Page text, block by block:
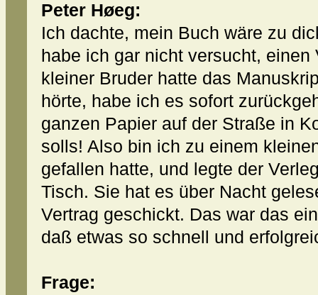
Peter Høeg:
Ich dachte, mein Buch wäre zu
habe ich gar nicht versucht,
kleiner Bruder hatte das
hörte, habe ich es sofort
ganzen Papier auf der Straße in
solls! Also bin ich zu einem
gefallen hatte, und legte der
Tisch. Sie hat es über Nacht
Vertrag geschickt. Das war das
daß etwas so schnell und
Frage: